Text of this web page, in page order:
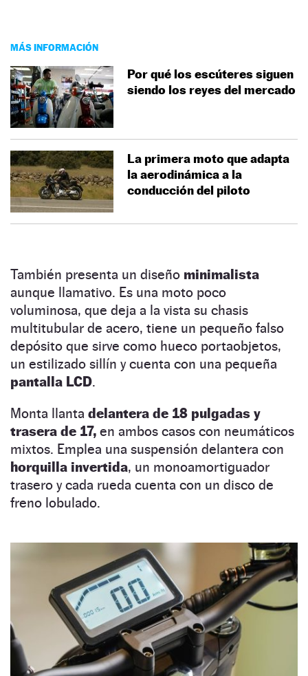
MÁS INFORMACIÓN
Por qué los escúteres siguen
siendo los reyes del mercado
La primera moto que adapta
la aerodinámica a la
conducción del piloto
También presenta un diseño minimalista
aunque llamativo. Es una moto poco
voluminosa, que deja a la vista su chasis
multitubular de acero, tiene un pequeño falso
depósito que sirve como hueco portaobjetos,
un estilizado sillín y cuenta con una pequeña
pantalla LCD.
Monta llanta delantera de 18 pulgadas y
trasera de 17, en ambos casos con neumáticos
mixtos. Emplea una suspensión delantera con
horquilla invertida, un monoamortiguador
trasero y cada rueda cuenta con un disco de
freno lobulado.